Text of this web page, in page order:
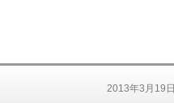
2013年3月19日